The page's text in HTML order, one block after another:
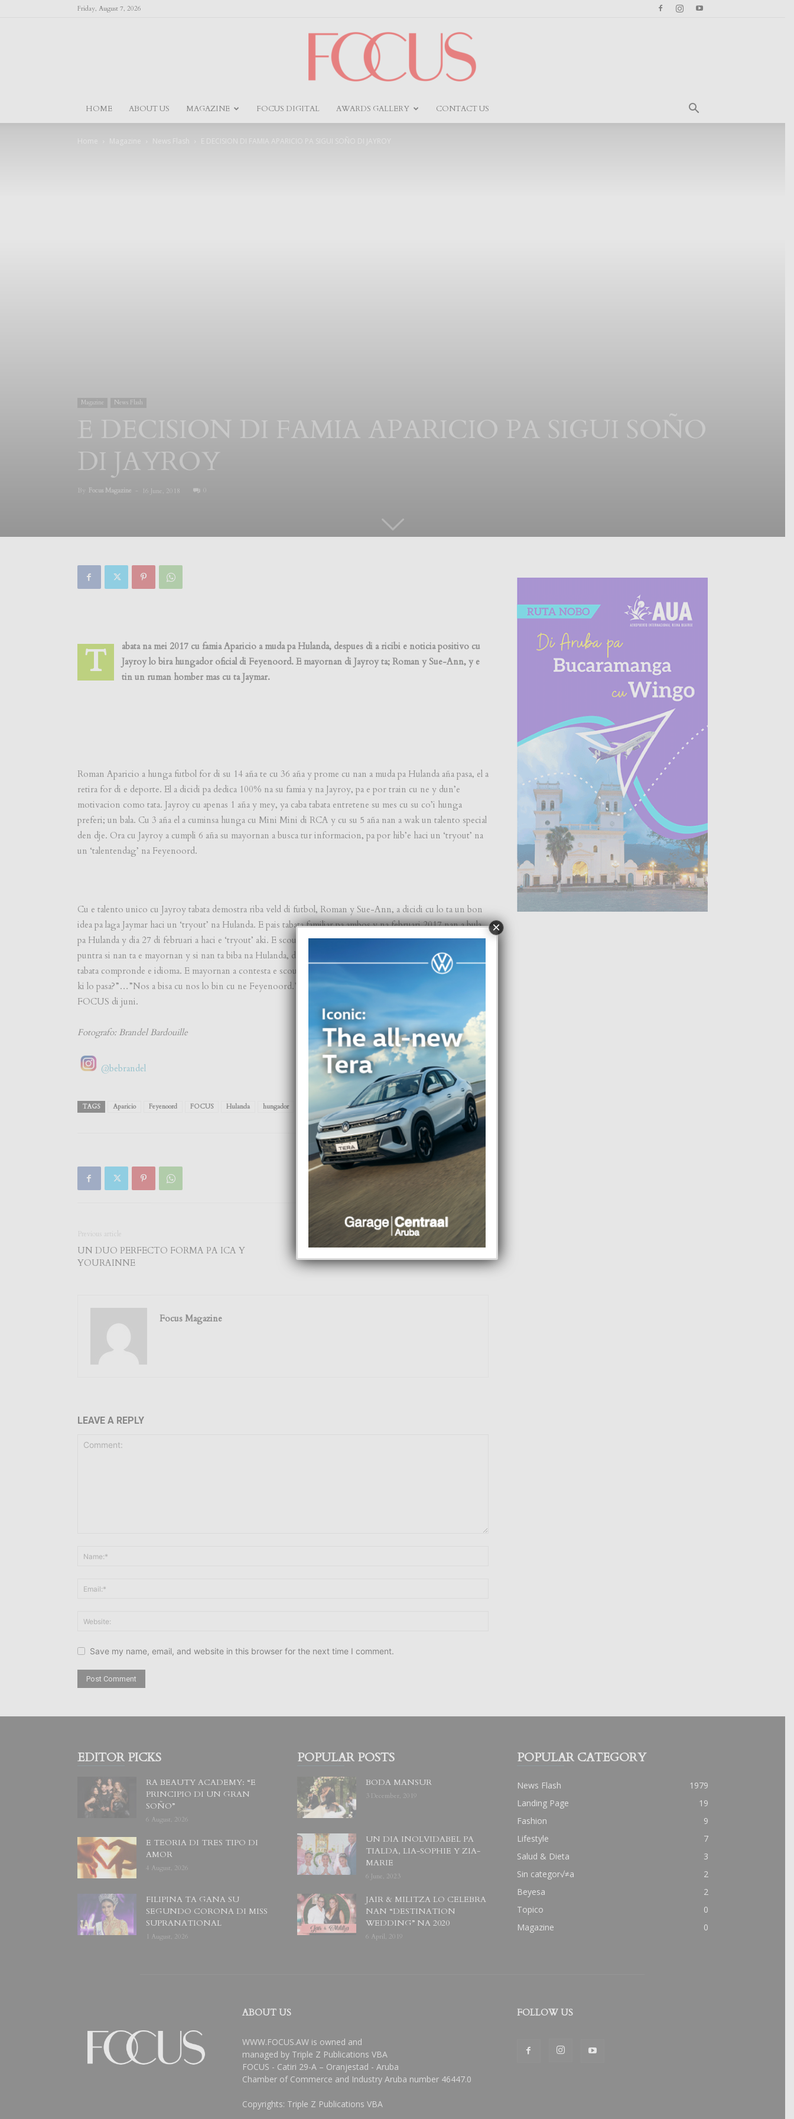
Friday, August 7, 2026
HOME ABOUT US MAGAZINE FOCUS DIGITAL AWARDS GALLERY CONTACT US
Home Magazine News Flash E DECISION DI FAMIA APARICIO PA SIGUI SOÑO DI JAYROY
Magazine News Flash
E DECISION DI FAMIA APARICIO PA SIGUI SOÑO
DI JAYROY
By Focus Magazine 16 June, 2018 0
T
abata na mei 2017 cu famia Aparicio a muda pa Hulanda, despues di a ricibi e noticia positivo cu
Jayroy lo bira hungador oficial di Feyenoord. E mayornan di Jayroy ta; Roman y Sue-Ann, y e
tin un ruman homber mas cu ta Jaymar.
Roman Aparicio a hunga futbol for di su 14 aña te cu 36 aña y prome cu nan a muda pa Hulanda aña pasa, el a
retira for di e deporte. El a dicidi pa dedica 100% na su famia y na Jayroy, pa e por train cu ne y dun’e
motivacion como tata. Jayroy cu apenas 1 aña y mey, ya caba tabata entretene su mes cu su co’i hunga
preferi; un bala. Cu 3 aña el a cuminsa hunga cu Mini Mini di RCA y cu su 5 aña nan a wak un talento special
den dje. Ora cu Jayroy a cumpli 6 aña su mayornan a busca tur informacion, pa por hib’e haci un ‘tryout’ na
un ‘talentendag’ na Feyenoord.
Cu e talento unico cu Jayroy tabata demostra riba veld di futbol, Roman y Sue-Ann, a dicidi cu lo ta un bon
idea pa laga Jaymar haci un ‘tryout’ na Hulanda. E pais tabata familiar pa ambos y na februari 2017 nan a bula
pa Hulanda y dia 27 di februari a haci e ‘tryout’ aki. E scoutnan a keda encanta Jayroy y a acerca nan na liña y
puntra si nan ta e mayornan y si nan ta biba na Hulanda, door cu nan a wak cu Jayroy, e momento ey, no
tabata compronde e idioma. E mayornan a contesta e scout cu: “No”, y el a puntra nan: “Si nos tuma Jayroy
ki lo pasa?”…”Nos a bisa cu nos lo bin cu ne Feyenoord.” … Lesa e entrevista completo den revista
FOCUS di juni.
Fotografo: Brandel Bardouille
@bebrandel
TAGS Aparicio Feyenoord FOCUS Hulanda hungador oficial revista
Previous article
UN DUO PERFECTO FORMA PA ICA Y
YOURAINNE
Next article
Dedicacion na nos Tatanan
Focus Magazine
LEAVE A REPLY
Save my name, email, and website in this browser for the next time I comment.
EDITOR PICKS
RA BEAUTY ACADEMY: “E
PRINCIPIO DI UN GRAN
SOÑO”
6 August, 2026
E TEORIA DI TRES TIPO DI
AMOR
4 August, 2026
FILIPINA TA GANA SU
SEGUNDO CORONA DI MISS
SUPRANATIONAL
1 August, 2026
POPULAR POSTS
BODA MANSUR
3 December, 2019
UN DIA INOLVIDABEL PA
TIALDA, LIA-SOPHIE Y ZIA-
MARIE
6 June, 2023
JAIR & MILITZA LO CELEBRA
NAN “DESTINATION
WEDDING” NA 2020
6 April, 2019
POPULAR CATEGORY
News Flash
1979
Landing Page
19
Fashion
9
Lifestyle
7
Salud & Dieta
3
Sin categor√≠a
2
Beyesa
2
Topico
0
Magazine
0
ABOUT US
WWW.FOCUS.AW is owned and
managed by Triple Z Publications VBA
FOCUS - Catiri 29-A – Oranjestad - Aruba
Chamber of Commerce and Industry Aruba number 46447.0
Copyrights: Triple Z Publications VBA
FOLLOW US
×